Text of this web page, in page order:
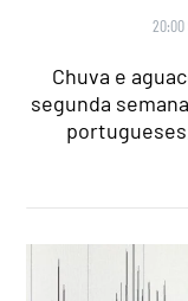
20:00
Chuva e
segunda